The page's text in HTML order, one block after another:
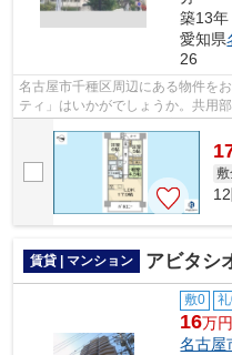
築13年
愛知県
26
名古屋市千種区周辺にある物件を
ティ」はいかがでしょうか。共用
賃貸 | マンション アビタシ
敷0
16万円
名古屋